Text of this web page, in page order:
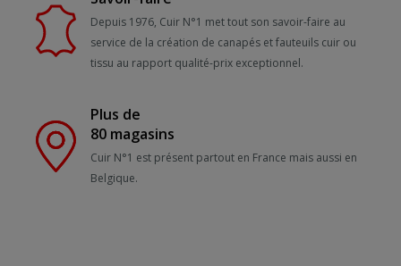
Depuis 1976, Cuir N°1 met tout son savoir-faire au
service de la création de canapés et fauteuils cuir ou
tissu au rapport qualité-prix exceptionnel.
Plus de
80 magasins
Cuir N°1 est présent partout en France mais aussi en
Belgique.